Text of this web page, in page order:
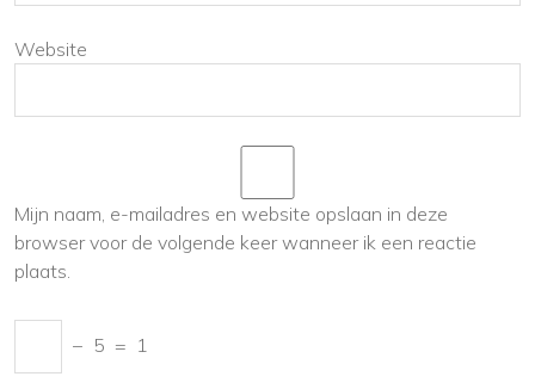
Website
Mijn naam, e-mailadres en website opslaan in deze
browser voor de volgende keer wanneer ik een reactie
plaats.
− 5 = 1